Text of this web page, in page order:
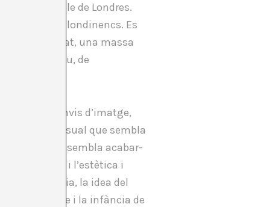
de Londres.
mateixos londinencs. Es
tota una ciutat, una massa
ha d’atractiu, de
Els canvis d’imatge,
visual que sembla
que mai sembla acabar-
Mundial i l’estètica i
tot canvia, la idea del
de la mare i la infància de